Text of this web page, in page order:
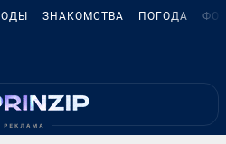
ЗНАКОМСТВА ПОГОДА